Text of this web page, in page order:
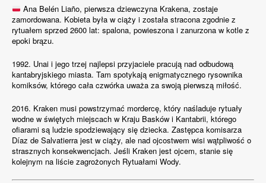
Ana Belén Liaño, pierwsza dziewczyna Krakena, zostaje
zamordowana. Kobieta była w ciąży i została stracona zgodnie z
rytuałem sprzed 2600 lat: spalona, ​​powieszona i zanurzona w kotle z
epoki brązu.
1992. Unai i jego trzej najlepsi przyjaciele pracują nad odbudową
kantabryjskiego miasta. Tam spotykają enigmatycznego rysownika
komiksów, którego cała czwórka uważa za swoją pierwszą miłość.
2016. Kraken musi powstrzymać mordercę, który naśladuje rytuały
wodne w świętych miejscach w Kraju Basków i Kantabrii, którego
ofiarami są ludzie spodziewający się dziecka. Zastępca komisarza
Díaz de Salvatierra jest w ciąży, ale nad ojcostwem wisi wątpliwość o
strasznych konsekwencjach. Jeśli Kraken jest ojcem, stanie się
kolejnym na liście zagrożonych Rytuałami Wody.